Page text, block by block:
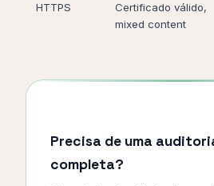
HTTPS
Certificado válido,
mixed content
Precisa de uma
completa?